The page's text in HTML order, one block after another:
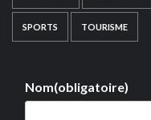
SPORTS TOURISME
Nom(obligatoire)